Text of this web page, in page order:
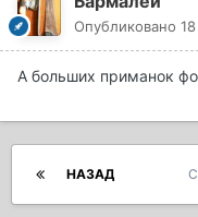
Опубликовано
А больших приманок
НАЗАД